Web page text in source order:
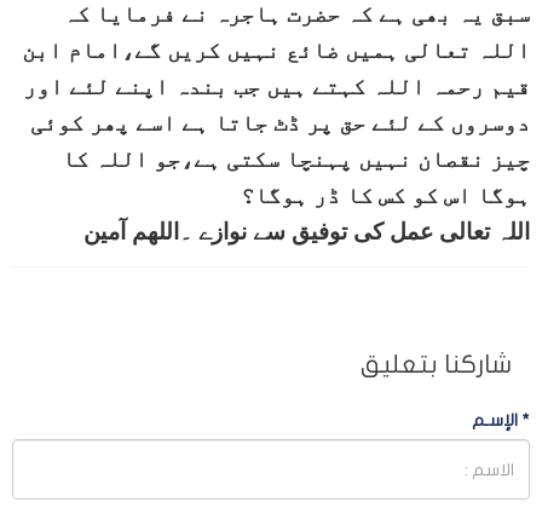
سبق یہ بھی ہے کہ حضرت ہاجرہ نے فرمایا کہ
اللہ تعالی ہمیں ضائع نہیں کریں گے،امام ابن
قیم رحمہ اللہ کہتے ہیں جب بندہ اپنے لئے اور
دوسروں کے لئے حق پر ڈٹ جاتا ہے اسے پھر کوئی
چیز نقصان نہیں پہنچا سکتی ہے،جو اللہ کا
ہوگا اس کو کس کا ڈر ہوگا؟
اللہ تعالی عمل کی توفیق سے نوازے ۔اللھم آمین
شاركنا بتعليق
* الإسـم